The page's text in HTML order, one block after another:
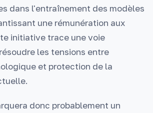
dans l'entraînement des modèles
une rémunération aux
initiative trace une voie
les tensions entre
et protection de la
donc probablement un